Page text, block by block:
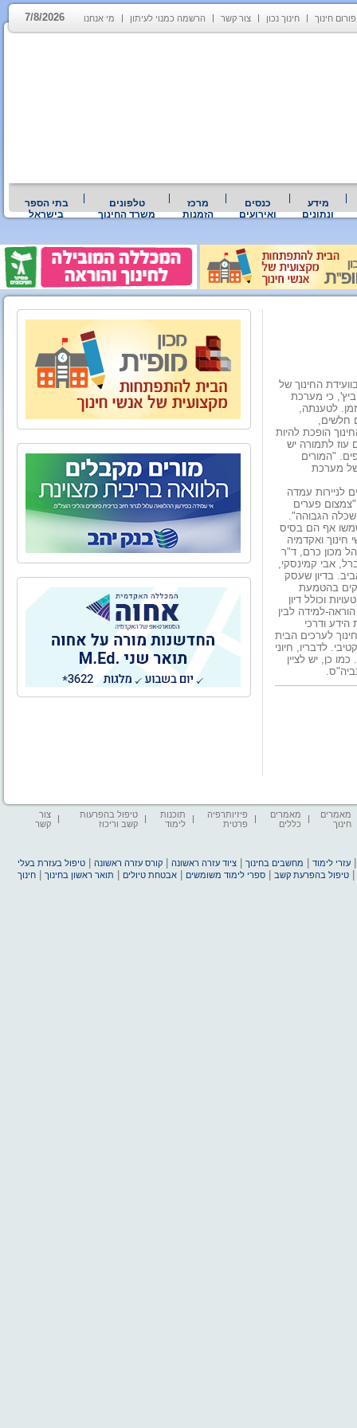
פורום חינוך חינוך נכון צור קשר הרשמה כמנוי לעיתון מי אנחנו 7/8/2026
מידע
ונתונים
כנסים
ואירועים
מרכז
הזמנות
טלפונים
משרד החינוך
בתי הספר
בישראל
החינוך של
כי מערכת
לטענתה,
חלשים,
הופכת להיות
עוז לתמורה יש
"המורים
של מערכת
לניירות עמדה
"צמצום פערים
הגבוהה".
אף הם בסיס
חינוך ואקדמיה
מכון כרם, ד"ר
אבי קמינסקי,
בדיון שעסק
בהטמעת
וכולל דיון
למידה לבין
ודרכי
לערכים הבית
לדבריו, חיוני
כן, יש לציין
מאמרים
חינוך
מאמרים
כללים
פיזיותרפיה
פרטית
תוכנות
לימוד
טיפול בהפרעות
קשב וריכוז
צור
קשר
עזרי לימוד מחשבים בחינוך |ציוד עזרה ראשונה |קורס עזרה ראשונה |טיפול בעזרת בעלי
|טיפול בהפרעת קשב |ספרי לימוד משומשים |אבטחת טיולים תואר ראשון בחינוך |חינוך